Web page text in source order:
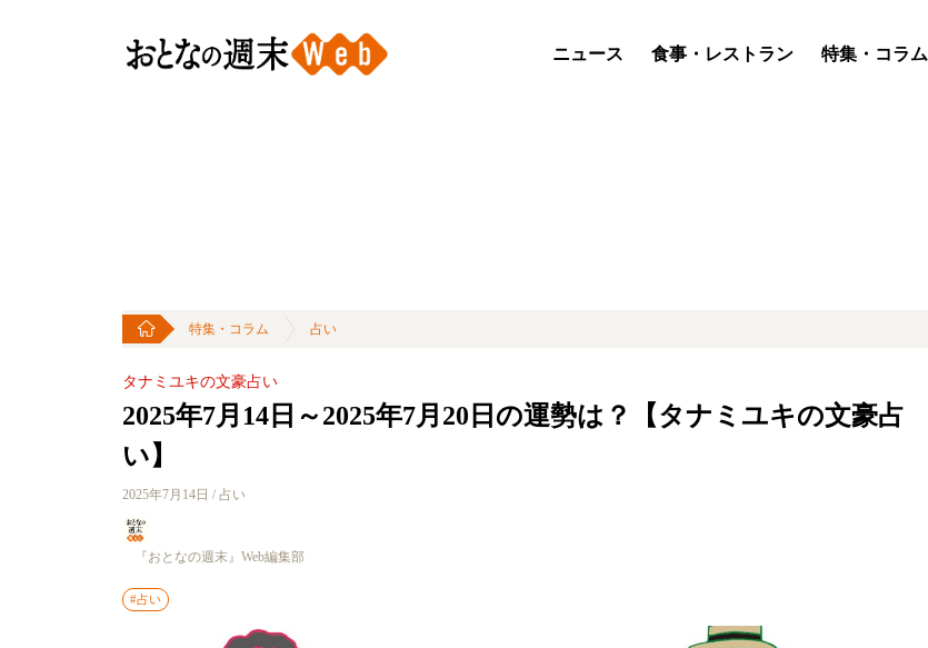
ニュース 食事・レストラン 特集・コラム
特集・コラム 占い
タナミユキの文豪占い
2025年7月14日～2025年7月20日の運勢は？【タナミユキの文豪占
い】
2025年7月14日 / 占い
『おとなの週末』Web編集部
#占い